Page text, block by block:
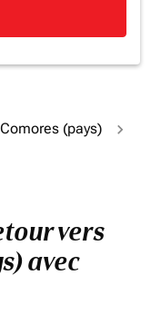
Comores (pays)
vers
avec